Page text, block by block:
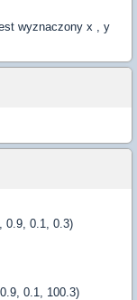
wyznaczony x , y
0.9, 0.1, 0.3)
0.1, 100.3)